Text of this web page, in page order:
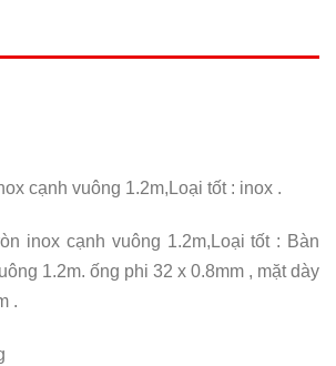
cạnh vuông 1.2m,Loại tốt : inox .
inox cạnh vuông 1.2m,Loại tốt : Bàn
1.2m. ống phi 32 x 0.8mm , mặt dày
.